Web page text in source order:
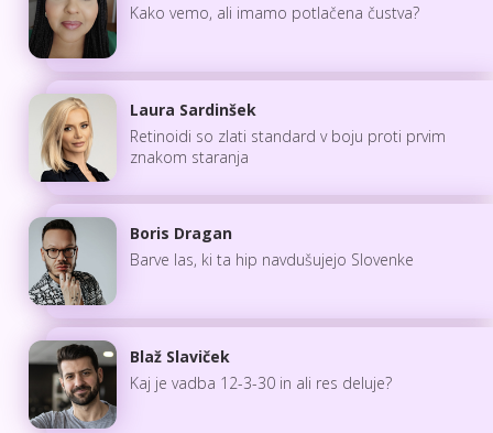
Kako vemo, ali imamo potlačena čustva?
Laura Sardinšek
Retinoidi so zlati standard v boju proti prvim
znakom staranja
Boris Dragan
Barve las, ki ta hip navdušujejo Slovenke
Blaž Slaviček
Kaj je vadba 12-3-30 in ali res deluje?